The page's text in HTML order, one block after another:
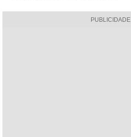
PUBLICIDADE